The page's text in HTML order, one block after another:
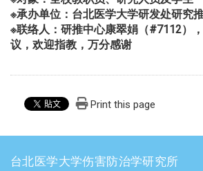
※承办单位：台北医学大学研发处研究
※联络人：研推中心康翠娟（#7112）
议， 欢迎指教，万分感谢
Print this page
台北医学大学伤害防治学研究所